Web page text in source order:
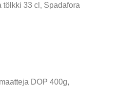
tölkki 33 cl, Spadafora
DOP 400g,